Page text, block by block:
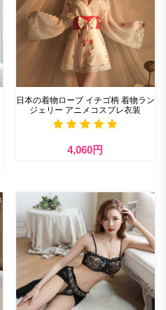
日本の着物ローブ イチゴ柄 着物ラン
ジェリー アニメコスプレ衣装
4,060円